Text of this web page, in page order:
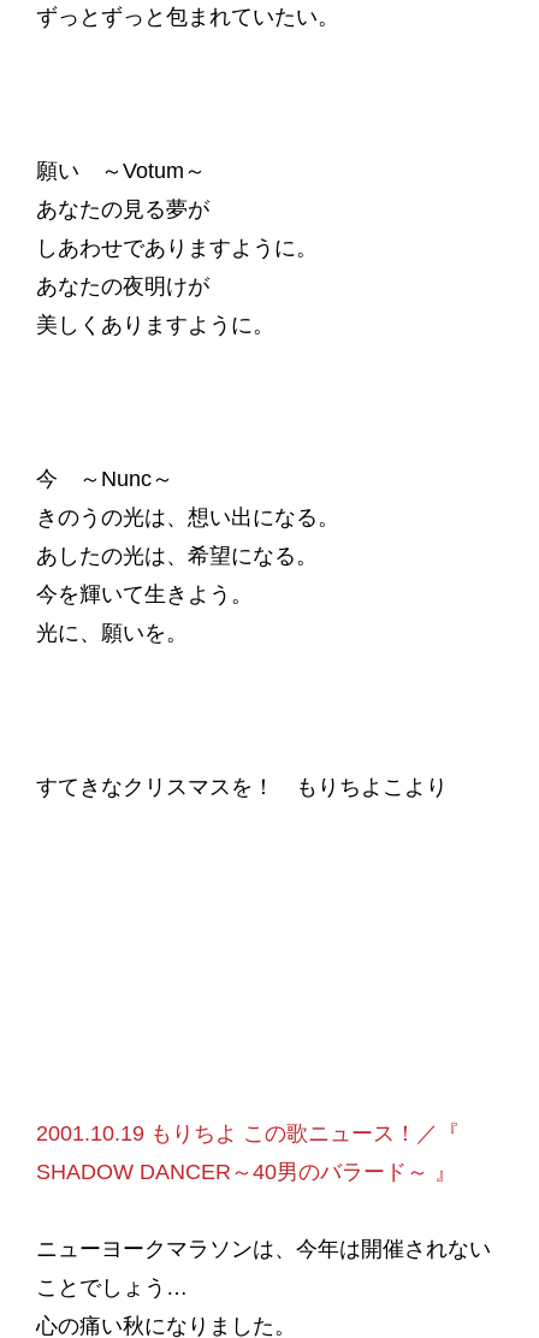
ずっとずっと包まれていたい。
願い ～Votum～
あなたの見る夢が
しあわせでありますように。
あなたの夜明けが
美しくありますように。
今 ～Nunc～
きのうの光は、想い出になる。
あしたの光は、希望になる。
今を輝いて生きよう。
光に、願いを。
すてきなクリスマスを！ もりちよこより
2001.10.19 もりちよ この歌ニュース！／『
SHADOW DANCER～40男のバラード～ 』
ニューヨークマラソンは、今年は開催されない
ことでしょう…
心の痛い秋になりました。